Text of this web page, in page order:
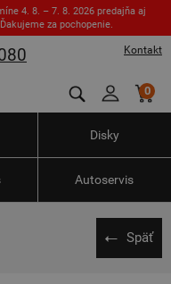
4. 8. – 7. 8. 2026 predajňa aj
za pochopenie.
Kontakt
0
Disky
Autoservis
Späť